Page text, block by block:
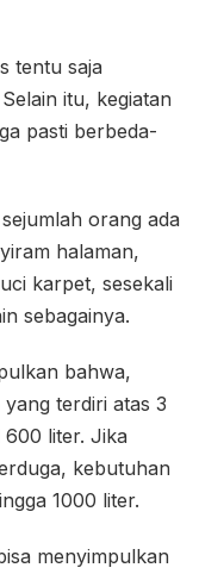
tentu saja
itu, kegiatan
pasti berbeda-
orang ada
halaman,
karpet, sesekali
sebagainya.
bahwa,
terdiri atas 3
liter. Jika
kebutuhan
1000 liter.
menyimpulkan